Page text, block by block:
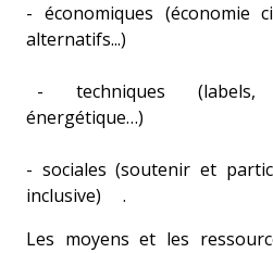
- économiques (économie
alternatifs...)
- techniques (labels,
énergétique…)
- sociales (soutenir et
inclusive) .
Les moyens et les